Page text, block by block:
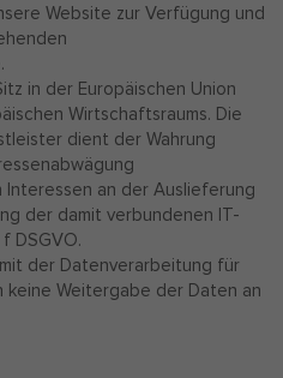
Website zur Verfügung und
in der Europäischen Union
Wirtschaftsraums. Die
dient der Wahrung
an der Auslieferung
der damit verbundenen IT-
DSGVO.
der Datenverarbeitung für
Weitergabe der Daten an